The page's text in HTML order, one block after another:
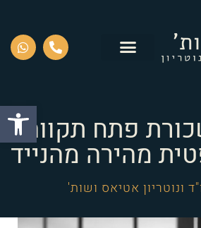
פתח
פתח תקווה:
מהירה מהנייד
ונוטריון אטיאס ושות'